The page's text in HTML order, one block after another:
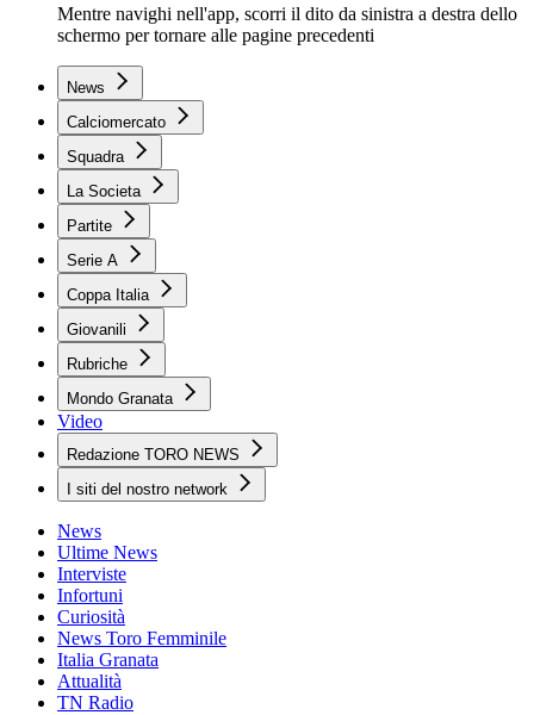
Mentre navighi nell'app, scorri il dito da sinistra a destra dello
schermo per tornare alle pagine precedenti
News
Calciomercato
Squadra
La Societa
Partite
Serie A
Coppa Italia
Giovanili
Rubriche
Mondo Granata
Video
Redazione TORO NEWS
I siti del nostro network
News
Ultime News
Interviste
Infortuni
Curiosità
News Toro Femminile
Italia Granata
Attualità
TN Radio